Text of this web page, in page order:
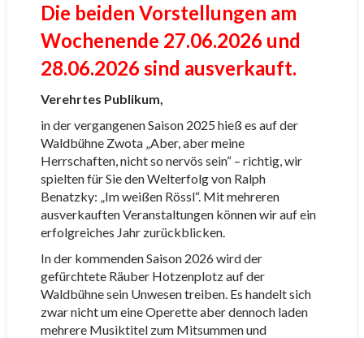
Die beiden Vorstellungen am
Wochenende 27.06.2026 und
28.06.2026 sind ausverkauft.
Verehrtes Publikum,
in der vergangenen Saison 2025 hieß es auf der
Waldbühne Zwota „Aber, aber meine
Herrschaften, nicht so nervös sein“ – richtig, wir
spielten für Sie den Welterfolg von Ralph
Benatzky: „Im weißen Rössl“. Mit mehreren
ausverkauften Veranstaltungen können wir auf ein
erfolgreiches Jahr zurückblicken.
In der kommenden Saison 2026 wird der
gefürchtete Räuber Hotzenplotz auf der
Waldbühne sein Unwesen treiben. Es handelt sich
zwar nicht um eine Operette aber dennoch laden
mehrere Musiktitel zum Mitsummen und